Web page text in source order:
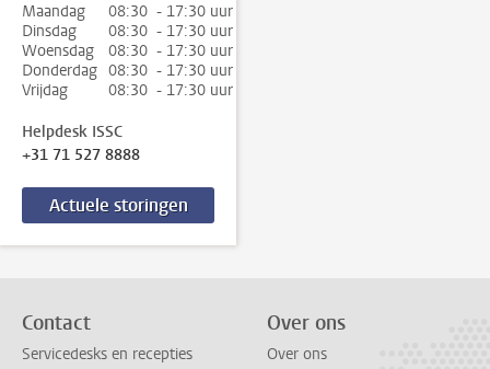
Maandag
08:30 - 17:30 uur
Dinsdag
08:30 - 17:30 uur
Woensdag
08:30 - 17:30 uur
Donderdag 08:30 - 17:30 uur
Vrijdag
08:30 - 17:30 uur
Helpdesk ISSC
+31 71 527 8888
Actuele storingen
Contact
Servicedesks en recepties
Over ons
Over ons